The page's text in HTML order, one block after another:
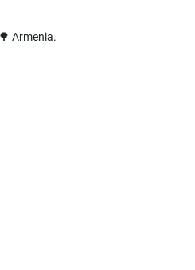
Armenia.